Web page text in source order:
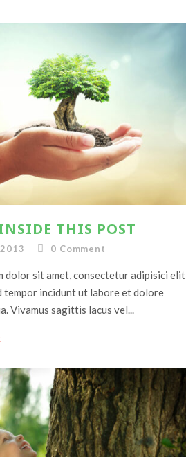
THIS POST
0 Comment
dolor sit amet, consectetur adipisici elit,
tempor incidunt ut labore et dolore
Vivamus sagittis lacus vel...